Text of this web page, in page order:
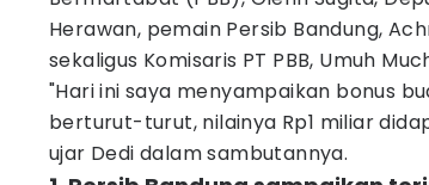
Herawan, pemain Persib Bandung,
sekaligus Komisaris PT PBB, Umuh
"Hari ini saya menyampaikan bonus
berturut-turut, nilainya Rp1 miliar
ujar Dedi dalam sambutannya.